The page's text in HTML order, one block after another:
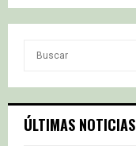
c
h
ÚLTIMAS NOTICIAS